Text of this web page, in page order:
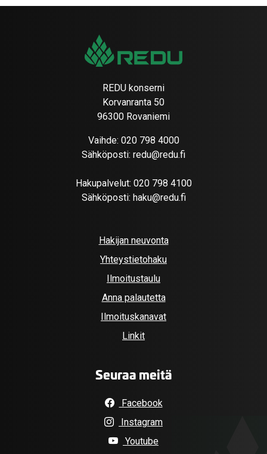
REDU konserni
Korvanranta 50
96300 Rovaniemi
Vaihde: 020 798 4000
Sähköposti: redu@redu.fi
Hakupalvelut: 020 798 4100
Sähköposti: haku@redu.fi
Hakijan neuvonta
Yhteystietohaku
Ilmoitustaulu
Anna palautetta
Ilmoituskanavat
Linkit
Seuraa meitä
Facebook
Instagram
Youtube